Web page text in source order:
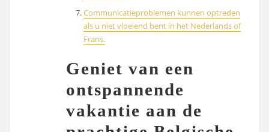
Communicatieproblemen kunnen optreden
als u niet vloeiend bent in het Nederlands of
Frans.
Geniet van een
ontspannende
vakantie aan de